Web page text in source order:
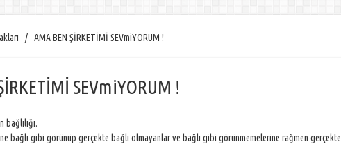
/ AMA BEN ŞİRKETİMİ SEVmiYORUM !
SEVmiYORUM !
gibi görünüp gerçekte bağlı olmayanlar ve bağlı gibi görünmemelerine rağmen gerçekte